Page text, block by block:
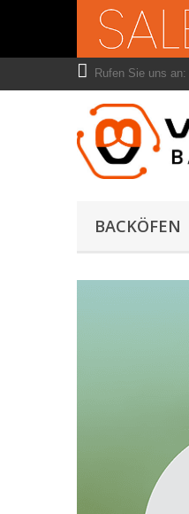
Rufen Sie uns an:
BACKÖFEN